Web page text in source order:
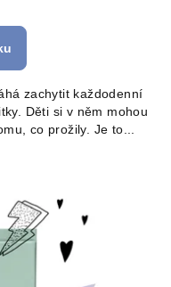
zachytit každodenní
Děti si v něm mohou
co prožily. Je to...